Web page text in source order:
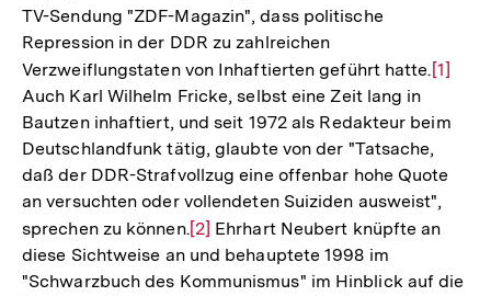
TV-Sendung "ZDF-Magazin", dass politische
Repression in der DDR zu zahlreichen
Verzweiflungstaten von Inhaftierten geführt hatte.Zur
der
[1]
Auch Karl Wilhelm Fricke, selbst eine Zeit lang in
Bautzen inhaftiert, und seit 1972 als Redakteur beim
Deutschlandfunk tätig, glaubte von der "Tatsache,
daß der DDR-Strafvollzug eine offenbar hohe Quote
an versuchten oder vollendeten Suiziden ausweist",
sprechen zu können.Zur
Auflösung
der
[2] Ehrhart Neubert knüpfte an
diese Sichtweise an und behauptete 1998 im
"Schwarzbuch des Kommunismus" im Hinblick auf die